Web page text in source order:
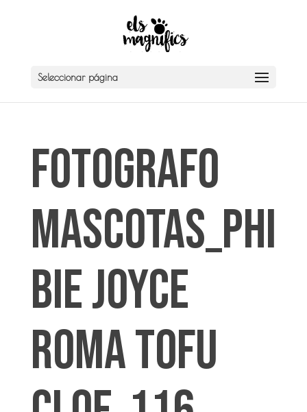
Seleccionar página
Fotografo
mascotas_Phi
bie Joyce
Roma Tofu